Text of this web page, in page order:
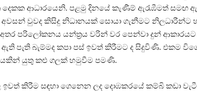
දෙකක ආධාරයෙනි. පළමු දිනයේ කැණීම් ඇරැඹීමත් සමඟ
අවසන් වුවද කිසිදු නිධානයක් සොයා ගැනීමට
පරිලෝකනය යන්ත්‍රය වරින් වර පෙන්වා දුන්
පැති බැම්මද කපා පස් ඉවත් කිරීමට ද සිදුවිණි. එකම
යුතු කළු ගලක් හමුවීම පමණි.
කිරීම සඳහා ‍ගෙනෙන ලද දොඹකරයේ කම්බි කඩා